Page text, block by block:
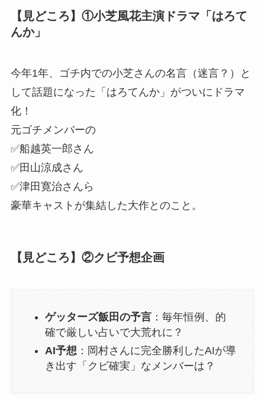
【見どころ】①小芝風花主演ドラマ「はろて
んか」
今年1年、ゴチ内での小芝さんの名言（迷言？）と
して話題になった「はろてんか」がついにドラマ
化！
元ゴチメンバーの
✅船越英一郎さん
✅田山涼成さん
✅津田寛治さんら
豪華キャストが集結した大作とのこと。
【見どころ】②クビ予想企画
ゲッターズ飯田の予言：毎年恒例、的
確で厳しい占いで大荒れに？
AI予想 ：岡村さんに完全勝利したAIが導
き出す「クビ確実」なメンバーは？